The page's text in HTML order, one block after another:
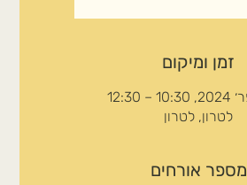
זמן ומיקום
לטרון, לטרון
מספר אורחים